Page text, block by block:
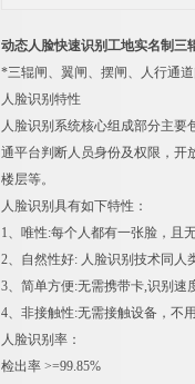
动态人脸快速识别工地实名制三
*三辊闸、翼闸、摆闸、人行通
人脸识别特性
人脸识别系统核心组成部分主
通平台判断人员身份及权限，开
楼层等。
人脸识别具有如下特性：
1、唯性:每个人都有一张脸，且
2、自然性好: 人脸识别技术同
3、简单方便:无需携带卡,识别速
4、非接触性:无需接触设备，不
人脸识别率：
检出率 >=99.85%